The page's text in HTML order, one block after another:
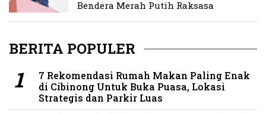
Bendera Merah Putih Raksasa
BERITA POPULER
7 Rekomendasi Rumah Makan Paling Enak
di Cibinong Untuk Buka Puasa, Lokasi
Strategis dan Parkir Luas